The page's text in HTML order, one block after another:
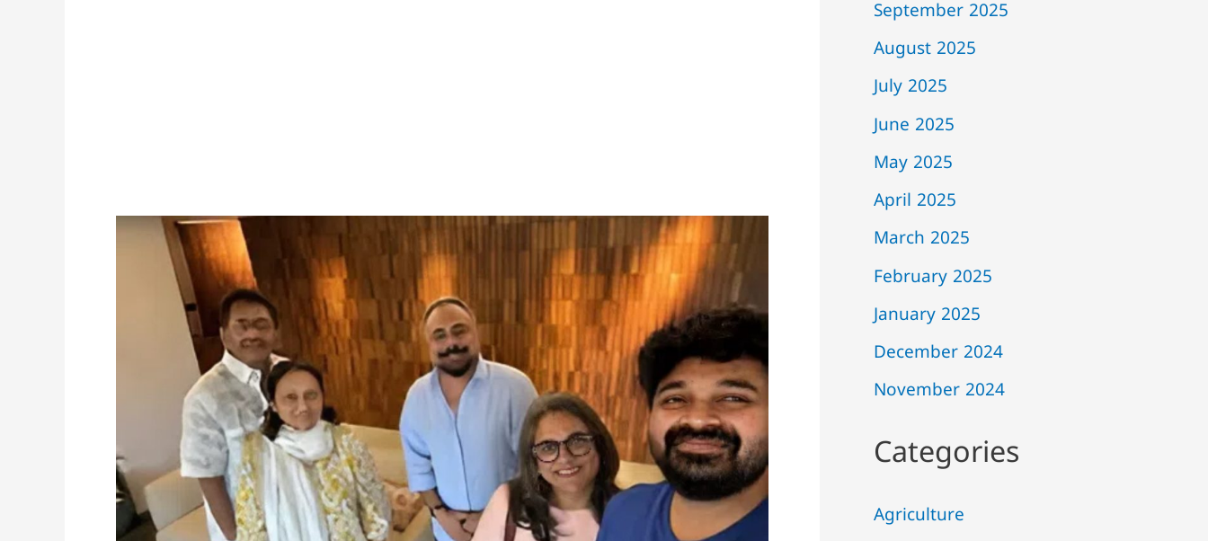
September 2025
August 2025
July 2025
June 2025
May 2025
April 2025
March 2025
February 2025
January 2025
December 2024
November 2024
Categories
Agriculture